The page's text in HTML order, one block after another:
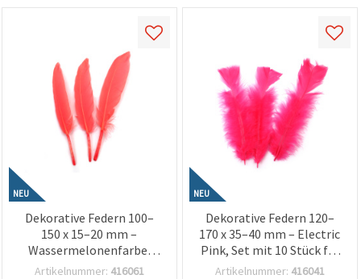
NEU
Dekorative Federn 100–
150 x 15–20 mm –
Wassermelonenfarbe,
10er-Set für Sommer-
Artikelnummer: 416061
NEU
Dekorative Federn 120–
170 x 35–40 mm – Electric
Pink, Set mit 10 Stück für
Basteln, Party-Deko &
Artikelnummer: 416041